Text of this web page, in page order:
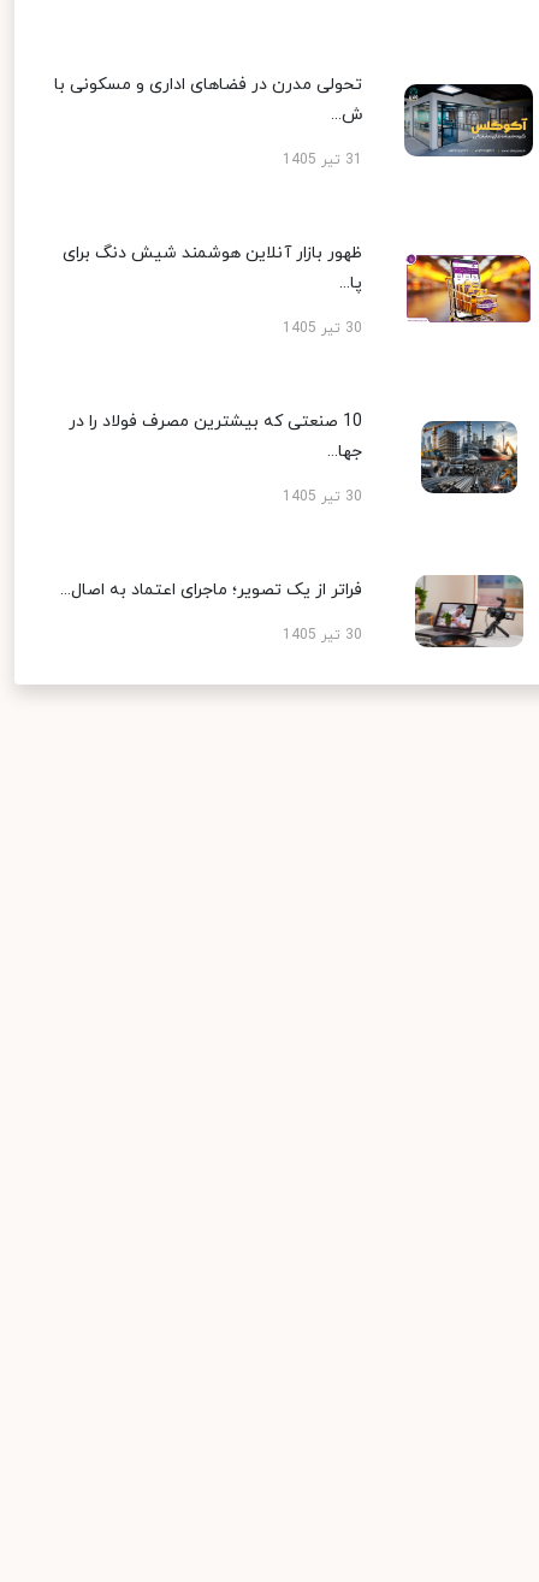
تحولی مدرن در فضاهای اداری و مسکونی با
ش...
ظهور بازار آنلاین هوشمند شیش دنگ برای
پا...
30 تیر 1405
10 صنعتی که بیشترین مصرف فولاد را در
جها...
30 تیر 1405
فراتر از یک تصویر؛ ماجرای اعتماد به اصال...
30 تیر 1405